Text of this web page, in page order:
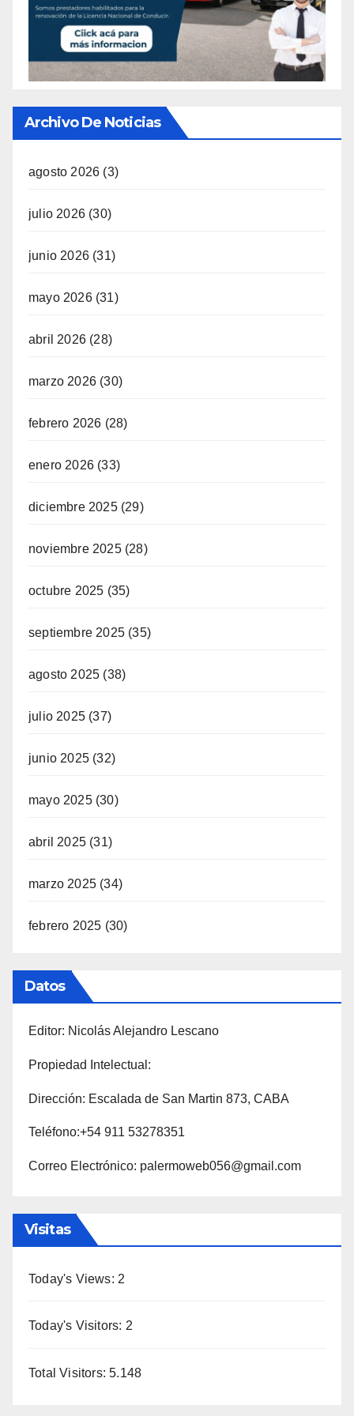
Archivo De Noticias
agosto 2026 (3)
julio 2026 (30)
junio 2026 (31)
mayo 2026(31)
abril 2026 (28)
marzo 2026 (30)
febrero 2026 (28)
enero 2026 (33)
diciembre 2025(29)
noviembre 2025(28)
octubre 2025 (35)
septiembre 2025 (35)
agosto 2025 (38)
julio 2025 (37)
junio 2025 (32)
mayo 2025(30)
abril 2025 (31)
marzo 2025 (34)
febrero 2025 (30)
Datos
Editor: Nicolás Alejandro Lescano
Propiedad Intelectual:
Dirección: Escalada de San Martin 873, CABA
Teléfono:+54 911 53278351
Correo Electrónico: palermoweb056@gmail.com
Visitas
Today's Views: 2
Today's Visitors: 2
Total Visitors:5.148